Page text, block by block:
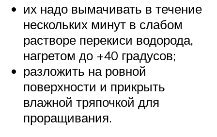
их надо вымачивать в течение
нескольких минут в слабом
растворе перекиси водорода,
нагретом до +40 градусов;
разложить на ровной
поверхности и прикрыть
влажной тряпочкой для
проращивания.